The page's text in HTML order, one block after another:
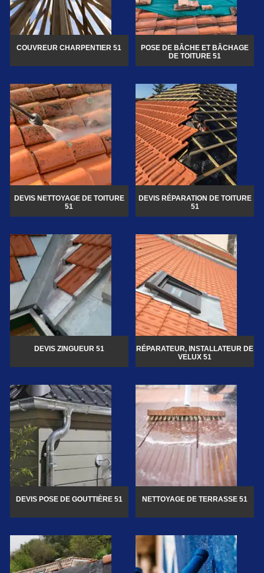
COUVREUR CHARPENTIER 51
POSE DE BÂCHE ET BÂCHAGE
DE TOITURE 51
DEVIS NETTOYAGE DE TOITURE
51
DEVIS RÉPARATION DE TOITURE
51
DEVIS ZINGUEUR 51
RÉPARATEUR, INSTALLATEUR DE
VELUX 51
DEVIS POSE DE GOUTTIÈRE 51 NETTOYAGE DE TERRASSE 51